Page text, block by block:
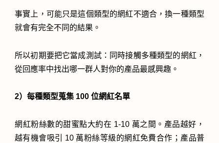
事實上，可能只是這個類型的網紅不適合，換一種類型
就會有完全不同的結果。
所以初期要把它當成測試：同時接觸多種類型的網紅，
從回應率中找出哪一群人對你的產品最感興趣。
2）每種類型蒐集 100 位網紅名單
網紅粉絲數的甜蜜點大約在 1-10 萬之間。產品越好，
越有機會吸引 10 萬粉絲等級的網紅免費合作；產品普